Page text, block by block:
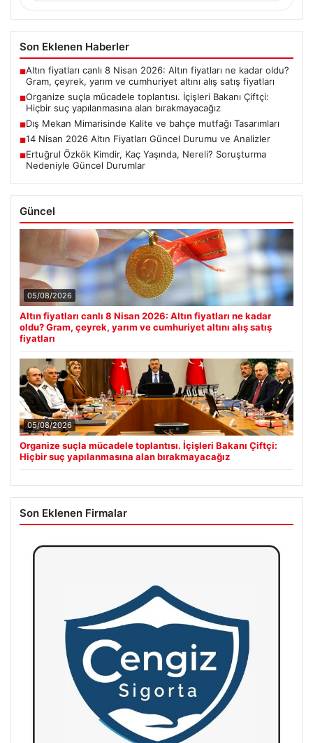
Son Eklenen Haberler
■Altın fiyatları canlı 8 Nisan 2026: Altın fiyatları ne kadar oldu?
Gram, çeyrek, yarım ve cumhuriyet altını alış satış fiyatları
■Organize suçla mücadele toplantısı. İçişleri Bakanı Çiftçi:
Hiçbir suç yapılanmasına alan bırakmayacağız
■Dış Mekan Mimarisinde Kalite ve bahçe mutfağı Tasarımları
■14 Nisan 2026 Altın Fiyatları Güncel Durumu ve Analizler
■Ertuğrul Özkök Kimdir, Kaç Yaşında, Nereli? Soruşturma
Nedeniyle Güncel Durumlar
Güncel
05/08/2026
Altın fiyatları canlı 8 Nisan 2026: Altın fiyatları ne kadar
oldu? Gram, çeyrek, yarım ve cumhuriyet altını alış satış
fiyatları
05/08/2026
Organize suçla mücadele toplantısı. İçişleri Bakanı Çiftçi:
Hiçbir suç yapılanmasına alan bırakmayacağız
Son Eklenen Firmalar